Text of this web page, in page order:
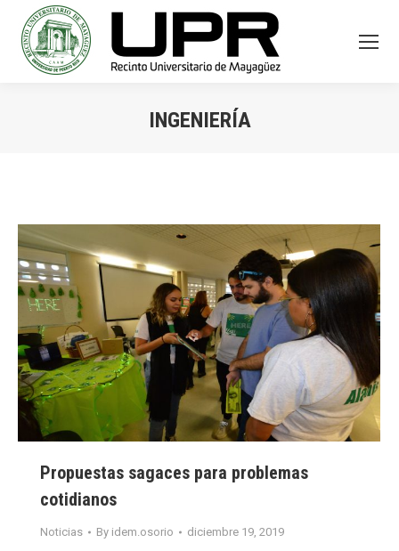
INGENIERÍA
Propuestas sagaces para problemas
cotidianos
Noticias By idem.osorio diciembre 19, 2019